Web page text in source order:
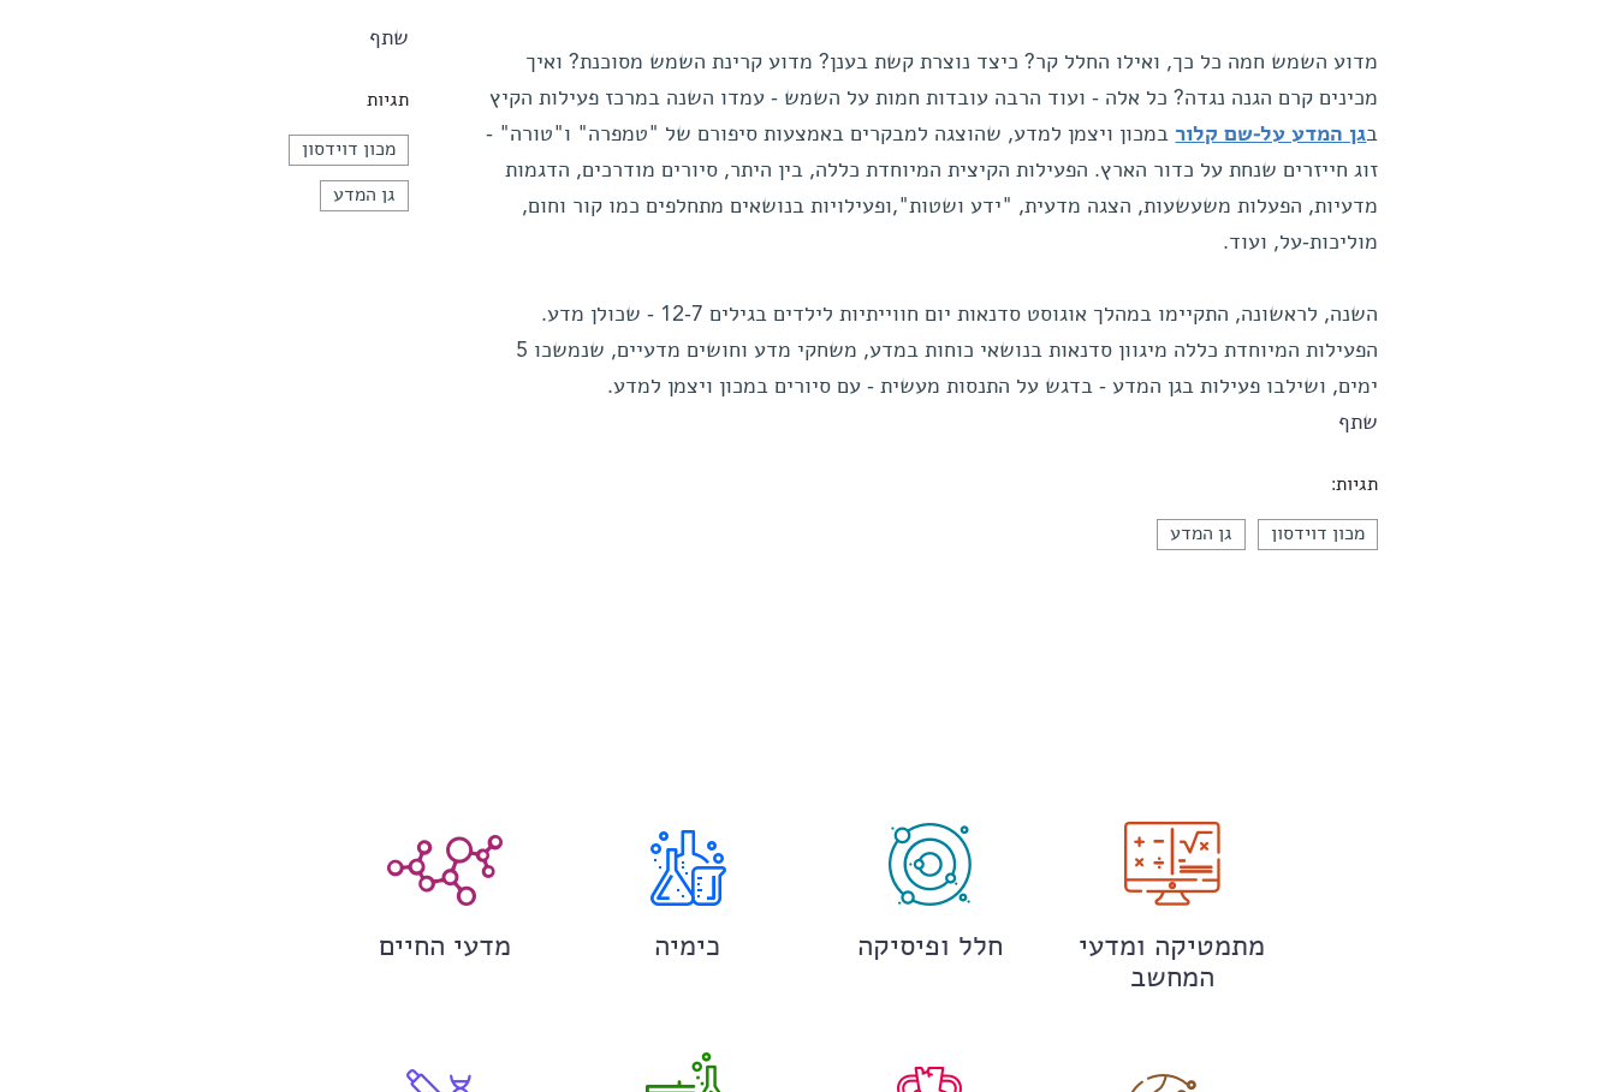
שתף
תגיות
מכון דוידסון
גן המדע
מדוע השמש חמה כל כך, ואילו החלל קר? כיצד נוצרת קשת בענן? מדוע קרינת השמש מסוכנת? ואיך
מכינים קרם הגנה נגדה? כל אלה - ועוד הרבה עובדות חמות על השמש - עמדו השנה במרכז פעילות הקיץ
בגן המדע על-שם קלור במכון ויצמן למדע, שהוצגה למבקרים באמצעות סיפורם של "טמפרה" ו"טורה" -
זוג חייזרים שנחת על כדור הארץ. הפעילות הקיצית המיוחדת כללה, בין היתר, סיורים מודרכים, הדגמות
מדעיות, הפעלות משעשעות, הצגה מדעית, "ידע ושטות",ופעילויות בנושאים מתחלפים כמו קור וחום,
מוליכות-על, ועוד.
השנה, לראשונה, התקיימו במהלך אוגוסט סדנאות יום חווייתיות לילדים בגילים 12-7 - שכולן מדע.
הפעילות המיוחדת כללה מיגוון סדנאות בנושאי כוחות במדע, משחקי מדע וחושים מדעיים, שנמשכו 5
ימים, ושילבו פעילות בגן המדע - בדגש על התנסות מעשית - עם סיורים במכון ויצמן למדע.
שתף
תגיות:
מכון דוידסון גן המדע
מתמטיקה ומדעי
המחשב
חלל ופיסיקה כימיה מדעי החיים